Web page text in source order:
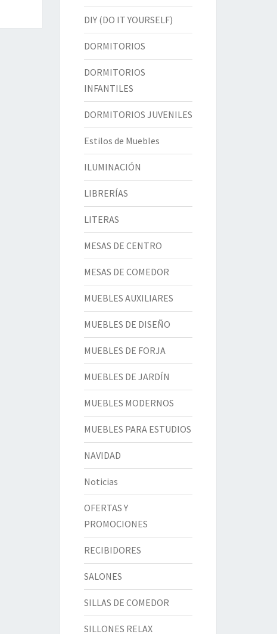
DIY (DO IT YOURSELF)
DORMITORIOS
DORMITORIOS
INFANTILES
DORMITORIOS JUVENILES
Estilos de Muebles
ILUMINACIÓN
LIBRERÍAS
LITERAS
MESAS DE CENTRO
MESAS DE COMEDOR
MUEBLES AUXILIARES
MUEBLES DE DISEÑO
MUEBLES DE FORJA
MUEBLES DE JARDÍN
MUEBLES MODERNOS
MUEBLES PARA ESTUDIOS
NAVIDAD
Noticias
OFERTAS Y
PROMOCIONES
RECIBIDORES
SALONES
SILLAS DE COMEDOR
SILLONES RELAX